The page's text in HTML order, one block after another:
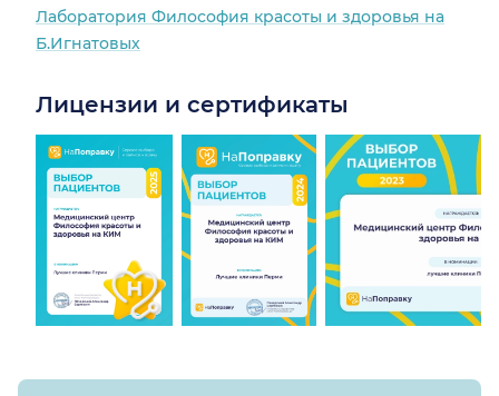
Лаборатория Философия красоты и здоровья на
Б.Игнатовых
Лицензии и сертификаты